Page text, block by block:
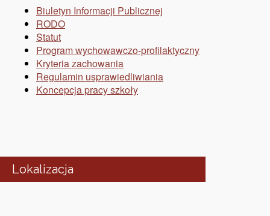
Biuletyn Informacji Publicznej
RODO
Statut
Program wychowawczo-profilaktyczny
Kryteria zachowania
Regulamin usprawiedliwiania
Koncepcja pracy szkoły
Lokalizacja